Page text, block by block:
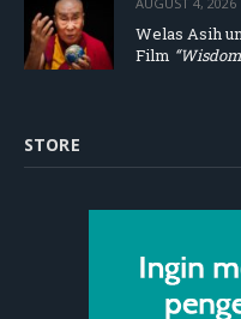
Welas Asih
Film
STORE